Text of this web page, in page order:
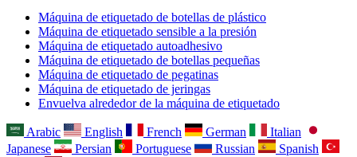
Máquina de etiquetado de botellas de plástico
Máquina de etiquetado sensible a la presión
Máquina de etiquetado autoadhesivo
Máquina de etiquetado de botellas pequeñas
Máquina de etiquetado de pegatinas
Máquina de etiquetado de jeringas
Envuelva alrededor de la máquina de etiquetado
Arabic English French German
Italian
Japanese
Persian Portuguese Russian
Spanish